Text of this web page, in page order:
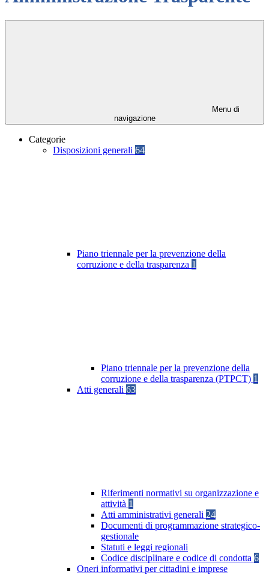
Menu di
navigazione
Categorie
Disposizioni generali 64
Piano triennale per la prevenzione della
corruzione e della trasparenza 1
Piano triennale per la prevenzione della
corruzione e della trasparenza (PTPCT) 1
Atti generali 63
Riferimenti normativi su organizzazione e
attività 1
Atti amministrativi generali 24
Documenti di programmazione strategico-
gestionale
Statuti e leggi regionali
Codice disciplinare e codice di condotta 6
Oneri informativi per cittadini e imprese